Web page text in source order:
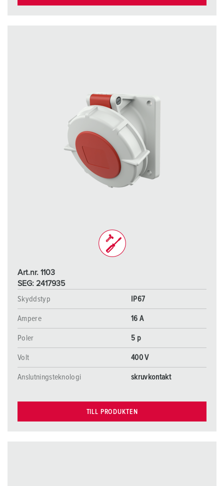
Art.nr. 1103
SEG: 2417935
Skyddstyp
IP67
Ampere 16 A
Poler 5 p
Volt 400 V
Anslutningsteknologi skruvkontakt
TILL PRODUKTEN